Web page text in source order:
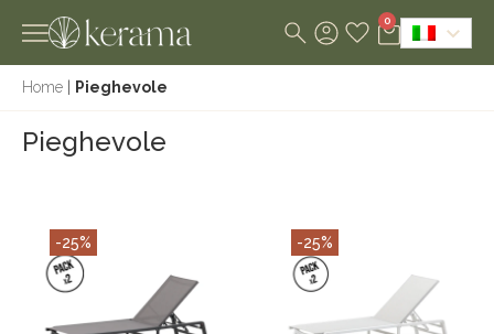
0
Home Pieghevole
Pieghevole
-25%
AGGIUNGI AL
CARRELLO
-25%
AGGIUNGI AL
CARRELLO